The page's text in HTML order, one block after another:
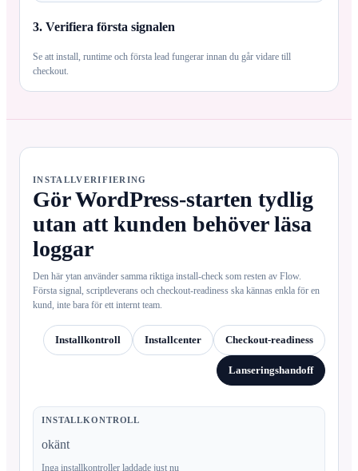
3. Verifiera första signalen
Se att install, runtime och första lead fungerar innan du går vidare till
checkout.
INSTALLVERIFIERING
Gör WordPress-starten tydlig
utan att kunden behöver läsa
loggar
Den här ytan använder samma riktiga install-check som resten av Flow.
Första signal, scriptleverans och checkout-readiness ska kännas enkla för en
kund, inte bara för ett internt team.
Installkontroll Installcenter Checkout-readiness
Lanseringshandoff
INSTALLKONTROLL
okänt
Inga installkontroller laddade just nu